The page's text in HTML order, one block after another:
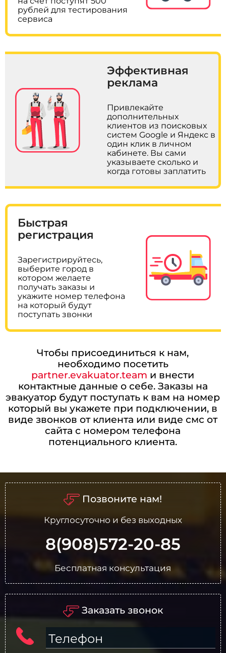
рублей для тестирования
сервиса
Эффективная
реклама
Привлекайте
дополнительных
клиентов из поисковых
систем Google и Яндекс в
один клик в личном
кабинете. Вы сами
указываете сколько и
когда готовы заплатить
Быстрая
регистрация
Зарегистрируйтесь,
выберите город в
котором желаете
получать заказы и
укажите номер телефона
на который будут
поступать звонки
Чтобы присоединиться к нам,
необходимо посетить
partner.evakuator.team и внести
контактные данные о себе. Заказы на
эвакуатор будут поступать к вам на номер
который вы укажете при подключении, в
виде звонков от клиента или виде смс от
сайта с номером телефона
потенциального клиента.
Позвоните нам!
Круглосуточно и без выходных
8(908)572-20-85
Бесплатная консультация
Заказать звонок
Телефон